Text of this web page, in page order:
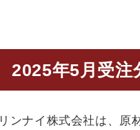
2025年5月受注
リンナイ株式会社は、原